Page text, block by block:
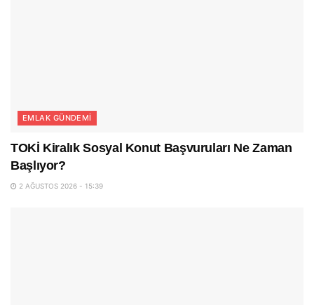
EMLAK GÜNDEMI
TOKİ Kiralık Sosyal Konut Başvuruları Ne Zaman
Başlıyor?
2 AĞUSTOS 2026 - 15:39